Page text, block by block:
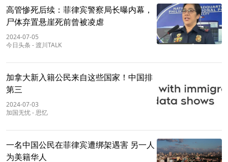
高管惨死后续：菲律宾警察局长曝内幕，
尸体弃置悬崖死前曾被凌虐
2024-07-05
今日头条 -渡川TALK
加拿大新入籍公民来自这些国家！中国排
第三
2024-07-03
加国无忧-思忆
一名中国公民在菲律宾遭绑架遇害 另一人
为美籍华人